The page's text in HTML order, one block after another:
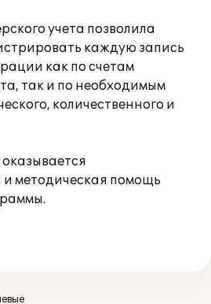
учета позволила
каждую запись
как по счетам
так и по необходимым
количественного и
методическая помощь